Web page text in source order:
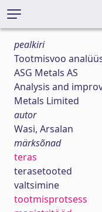
pealkiri
Tootmisvoo
ASG Metals AS
Analysis and
Metals Limited
autor
Wasi, Arsalan
märksõnad
teras
terasetooted
valtsimine
tootmisprotsess